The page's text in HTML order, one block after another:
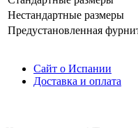
Нестандартные размеры
Предустановленная
Сайт о Испании
Доставка и оплата